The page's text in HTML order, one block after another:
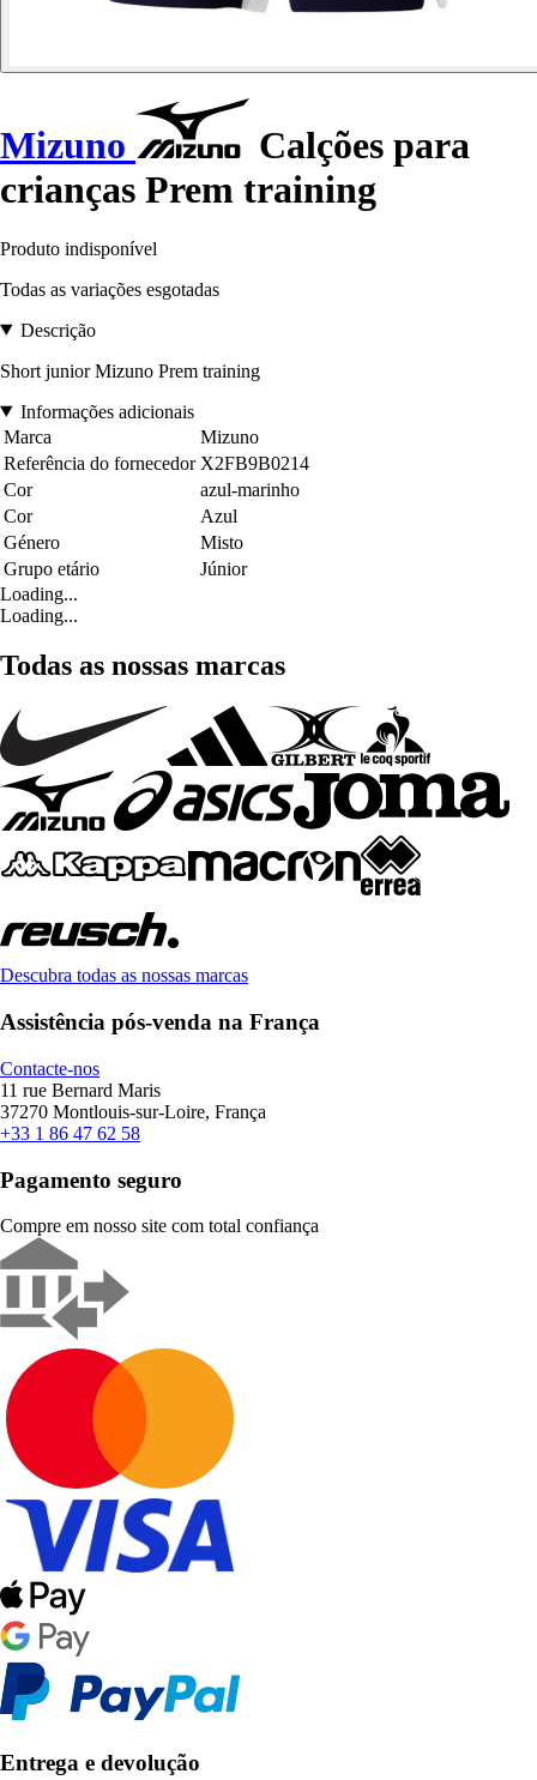
Mizuno
Calções para
crianças Prem training
Produto indisponível
Todas as variações esgotadas
Descrição
Short junior Mizuno Prem training
Informações adicionais
Marca
Mizuno
Referência do fornecedor X2FB9B0214
Cor
azul-marinho
Cor
Azul
Género
Misto
Grupo etário
Júnior
Loading...
Loading...
Todas as nossas marcas
Descubra todas as nossas marcas
Assistência pós-venda na França
Contacte-nos
11 rue Bernard Maris
37270 Montlouis-sur-Loire, França
+33 1 86 47 62 58
Pagamento seguro
Compre em nosso site com total confiança
Entrega e devolução